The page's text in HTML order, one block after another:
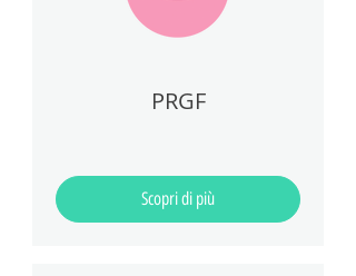
PRGF
Scopri di più